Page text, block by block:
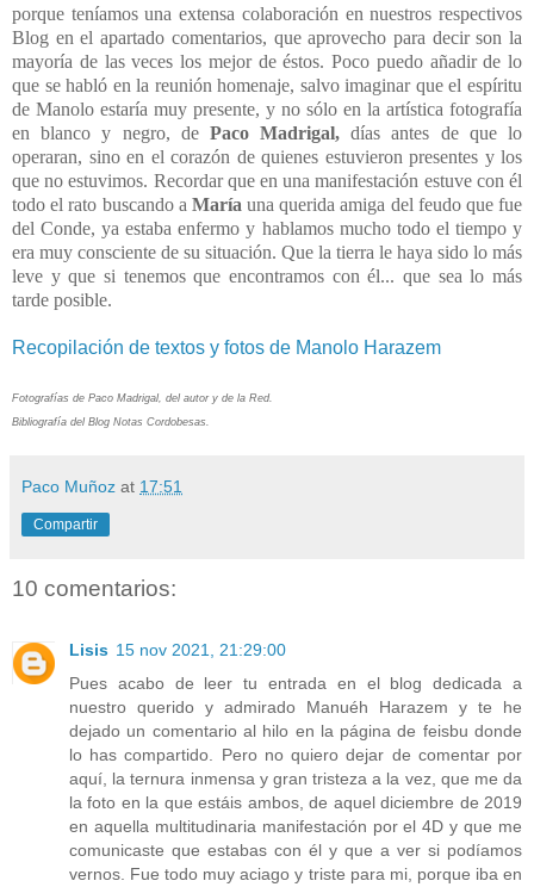
porque teníamos una extensa colaboración en nuestros respectivos
Blog en el apartado comentarios, que aprovecho para decir son la
mayoría de las veces los mejor de éstos. Poco puedo añadir de lo
que se habló en la reunión homenaje, salvo imaginar que el espíritu
de Manolo estaría muy presente, y no sólo en la artística fotografía
en blanco y negro, de Paco Madrigal, días antes de que lo
operaran, sino en el corazón de quienes estuvieron presentes y los
que no estuvimos. Recordar que en una manifestación estuve con él
todo el rato buscando a María una querida amiga del feudo que fue
del Conde, ya estaba enfermo y hablamos mucho todo el tiempo y
era muy consciente de su situación. Que la tierra le haya sido lo más
leve y que si tenemos que encontramos con él... que sea lo más
tarde posible.
Recopilación de textos y fotos de Manolo Harazem
Fotografías de Paco Madrigal, del autor y de la Red.
Bibliografía del Blog Notas Cordobesas.
Paco Muñoz at 17:51
Compartir
10 comentarios:
Lisis 15 nov 2021, 21:29:00
Pues acabo de leer tu entrada en el blog dedicada a
nuestro querido y admirado Manuéh Harazem y te he
dejado un comentario al hilo en la página de feisbu donde
lo has compartido. Pero no quiero dejar de comentar por
aquí, la ternura inmensa y gran tristeza a la vez, que me da
la foto en la que estáis ambos, de aquel diciembre de 2019
en aquella multitudinaria manifestación por el 4D y que me
comunicaste que estabas con él y que a ver si podíamos
vernos. Fue todo muy aciago y triste para mi, porque iba en